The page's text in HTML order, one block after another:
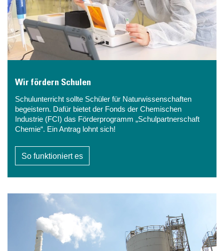
Wir fördern Schulen
Schulunterricht sollte Schüler für Naturwissenschaften
begeistern. Dafür bietet der Fonds der Chemischen
Industrie (FCI) das Förderprogramm „Schulpartnerschaft
Chemie“. Ein Antrag lohnt sich!
So funktioniert es